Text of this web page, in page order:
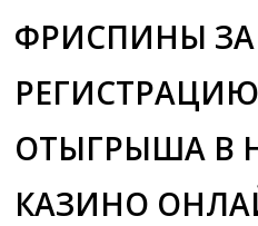
ФРИСПИНЫ ЗА
ОТЫГРЫША В
КАЗИНО